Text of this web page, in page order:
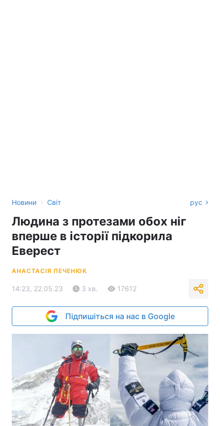
Новини › Світ рус
Людина з протезами обох ніг
вперше в історії підкорила
Еверест
АНАСТАСІЯ ПЕЧЕНЮК
14:23, 22.05.23 3 хв. 17612
Підпишіться на нас в Google